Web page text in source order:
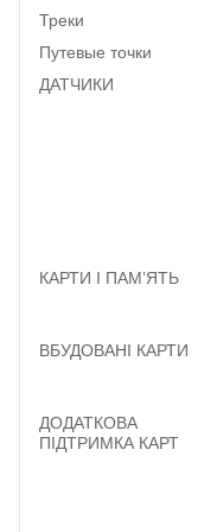
Треки
Путевые точки
ДАТЧИКИ
КАРТИ І ПАМ’ЯТЬ
ВБУДОВАНІ КАРТИ
ДОДАТКОВА
ПІДТРИМКА КАРТ